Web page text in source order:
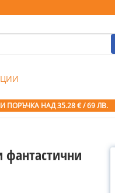
ПОРЪЧКА НАД 35.28 € / 69 ЛВ.
фантастични